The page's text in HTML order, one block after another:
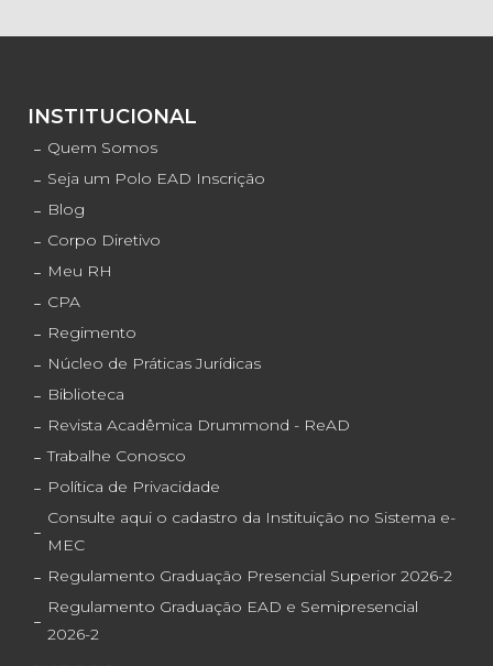
INSTITUCIONAL
Quem Somos
Seja um Polo EAD Inscrição
Blog
Corpo Diretivo
Meu RH
CPA
Regimento
Núcleo de Práticas Jurídicas
Biblioteca
Revista Acadêmica Drummond - ReAD
Trabalhe Conosco
Política de Privacidade
Consulte aqui o cadastro da Instituição no Sistema e-
MEC
Regulamento Graduação Presencial Superior 2026-2
Regulamento Graduação EAD e Semipresencial
2026-2